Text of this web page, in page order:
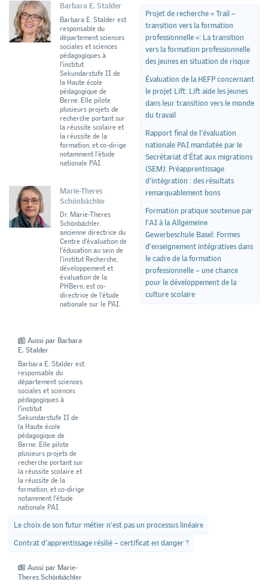
Barbara E. Stalder
Barbara E. Stalder est
responsable du
département sciences
sociales et sciences
pédagogiques à
l’institut
Sekundarstufe II de
la Haute école
pédagogique de
Berne. Elle pilote
plusieurs projets de
recherche portant sur
la réussite scolaire et
la réussite de la
formation, et co-dirige
notamment l’étude
nationale PAI.
Marie-Theres
Schönbächler
Dr. Marie-Theres
Schönbächler,
ancienne directrice du
Centre d’évaluation de
l’éducation au sein de
l’institut Recherche,
développement et
évaluation de la
PHBern, est co-
directrice de l’étude
nationale sur le PAI.
Aussi par Barbara
E. Stalder
Barbara E. Stalder est
responsable du
département sciences
sociales et sciences
pédagogiques à
l’institut
Sekundarstufe II de
la Haute école
pédagogique de
Berne. Elle pilote
plusieurs projets de
recherche portant sur
la réussite scolaire et
la réussite de la
formation, et co-dirige
notamment l’étude
nationale PAI.
Le choix de son futur métier n’est pas un processus linéaire
Contrat d’apprentissage résilié – certificat en danger ?
Aussi par Marie-
Theres Schönbächler
Projet de recherche « Trail –
transition vers la formation
professionnelle »: La transition
vers la formation professionnelle
des jeunes en situation de risque
Évaluation de la HEFP concernant
le projet Lift: Lift aide les jeunes
dans leur transition vers le monde
du travail
Rapport final de l'évaluation
nationale PAI mandatée par le
Secrétariat d'État aux migrations
(SEM): Préapprentissage
d’intégration : des résultats
remarquablement bons
Formation pratique soutenue par
l'AI à la Allgemeine
Gewerbeschule Basel: Formes
d’enseignement intégratives dans
le cadre de la formation
professionnelle – une chance
pour le développement de la
culture scolaire